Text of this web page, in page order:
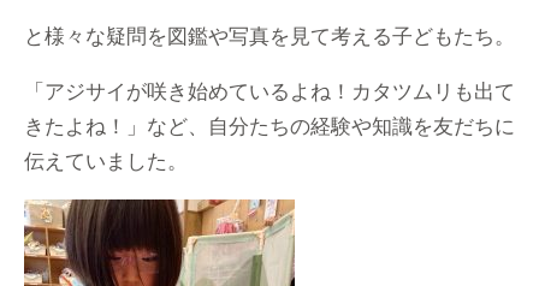
と様々な疑問を図鑑や写真を見て考える子どもたち。
「アジサイが咲き始めているよね！カタツムリも出て
きたよね！」など、自分たちの経験や知識を友だちに
伝えていました。